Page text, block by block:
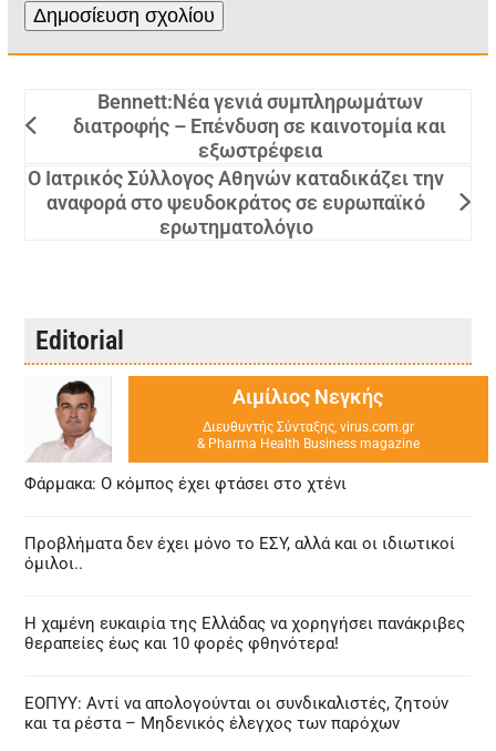
Bennett:Νέα γενιά συμπληρωμάτων
διατροφής – Επένδυση σε καινοτομία και
εξωστρέφεια
Ο Ιατρικός Σύλλογος Αθηνών καταδικάζει την
αναφορά στο ψευδοκράτος σε ευρωπαϊκό
ερωτηματολόγιο
Editorial
Αιμίλιος Νεγκής
Διευθυντής Σύνταξης, virus.com.gr
& Pharma Health Business magazine
Φάρμακα: Ο κόμπος έχει φτάσει στο χτένι
Προβλήματα δεν έχει μόνο το ΕΣΥ, αλλά και οι ιδιωτικοί
όμιλοι..
Η χαμένη ευκαιρία της Ελλάδας να χορηγήσει πανάκριβες
θεραπείες έως και 10 φορές φθηνότερα!
ΕΟΠΥΥ: Αντί να απολογούνται οι συνδικαλιστές, ζητούν
και τα ρέστα – Μηδενικός έλεγχος των παρόχων